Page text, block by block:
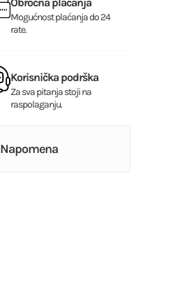
Mogućnost plaćanja do 24
rate.
Korisnička podrška
Za sva pitanja stoji na
raspolaganju.
Napomena